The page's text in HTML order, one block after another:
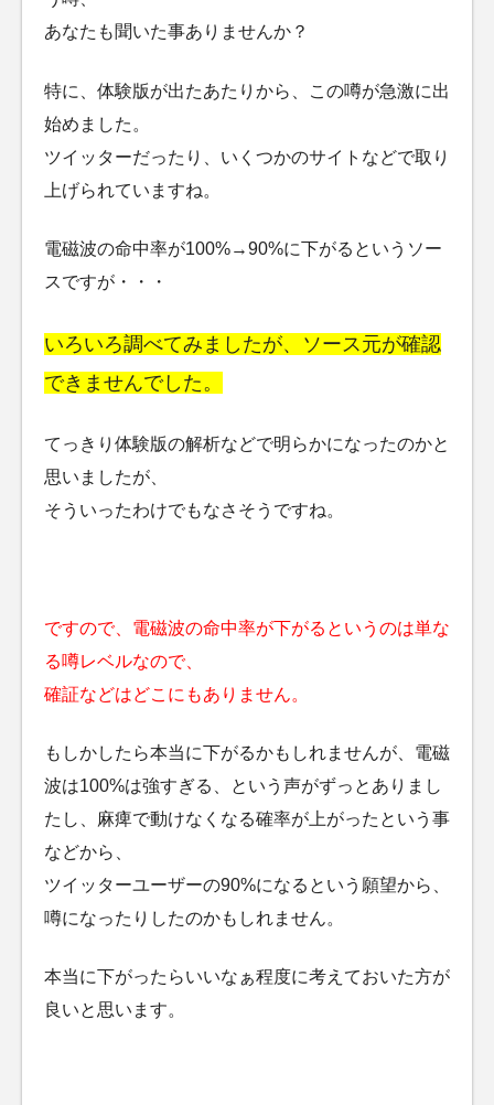
あなたも聞いた事ありませんか？
特に、体験版が出たあたりから、この噂が急激に出
始めました。
ツイッターだったり、いくつかのサイトなどで取り
上げられていますね。
電磁波の命中率が100%→90%に下がるというソー
スですが・・・
いろいろ調べてみましたが、ソース元が確認
できませんでした。
てっきり体験版の解析などで明らかになったのかと
思いましたが、
そういったわけでもなさそうですね。
ですので、電磁波の命中率が下がるというのは単な
る噂レベルなので、
確証などはどこにもありません。
もしかしたら本当に下がるかもしれませんが、電磁
波は100%は強すぎる、という声がずっとありまし
たし、麻痺で動けなくなる確率が上がったという事
などから、
ツイッターユーザーの90%になるという願望から、
噂になったりしたのかもしれません。
本当に下がったらいいなぁ程度に考えておいた方が
良いと思います。